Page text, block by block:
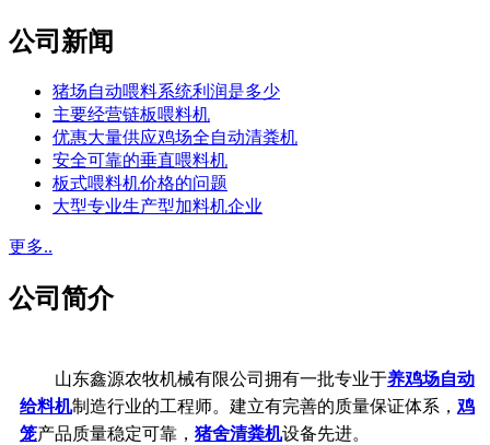
公司新闻
猪场自动喂料系统利润是多少
主要经营链板喂料机
优惠大量供应鸡场全自动清粪机
安全可靠的垂直喂料机
板式喂料机价格的问题
大型专业生产型加料机企业
更多..
公司简介
山东鑫源农牧机械有限公司拥有一批专业于养鸡场自动
给料机制造行业的工程师。建立有完善的质量保证体系， 鸡
笼产品质量稳定可靠， 猪舍清粪机设备先进。